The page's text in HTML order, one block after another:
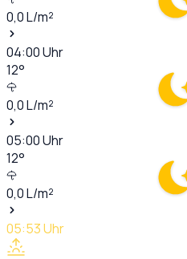
0,0L/m²
04:00Uhr
12°
0,0L/m²
05:00Uhr
12°
0,0L/m²
05:53Uhr